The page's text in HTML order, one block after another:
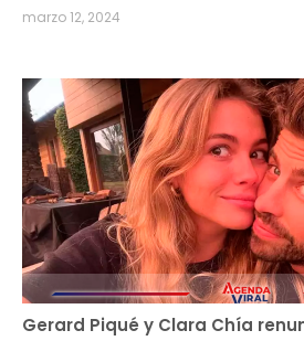
marzo 12, 2024
Gerard Piqué y Clara Chía